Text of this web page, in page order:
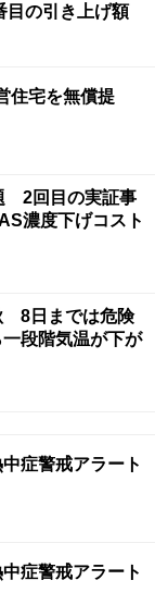
の引き上げ額
住宅を無償提
2回目の実証事
濃度下げコスト
8日までは危険
段階気温が下が
症警戒アラート
症警戒アラート